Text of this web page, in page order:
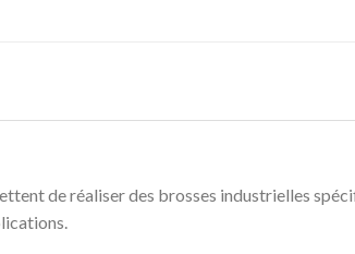
de réaliser des brosses industrielles